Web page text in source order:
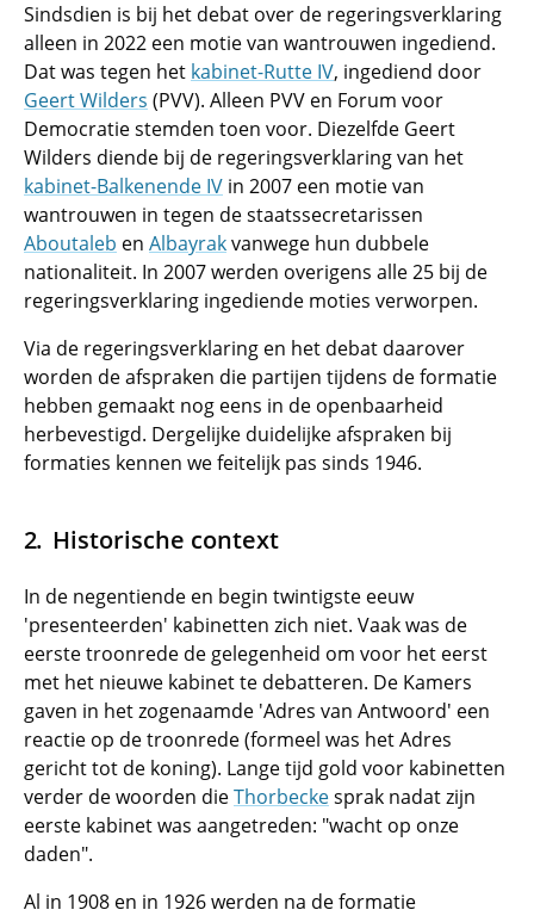
Sindsdien is bij het debat over de regeringsverklaring
alleen in 2022 een motie van wantrouwen ingediend.
Dat was tegen het kabinet-Rutte IV, ingediend door
Geert Wilders (PVV). Alleen PVV en Forum voor
Democratie stemden toen voor. Diezelfde Geert
Wilders diende bij de regeringsverklaring van het
kabinet-Balkenende IV in 2007 een motie van
wantrouwen in tegen de staatssecretarissen
Aboutaleb en Albayrakvanwege hun dubbele
nationaliteit. In 2007 werden overigens alle 25 bij de
regeringsverklaring ingediende moties verworpen.
Via de regeringsverklaring en het debat daarover
worden de afspraken die partijen tijdens de formatie
hebben gemaakt nog eens in de openbaarheid
herbevestigd. Dergelijke duidelijke afspraken bij
formaties kennen we feitelijk pas sinds 1946.
Historische context
In de negentiende en begin twintigste eeuw
'presenteerden' kabinetten zich niet. Vaak was de
eerste troonrede de gelegenheid om voor het eerst
met het nieuwe kabinet te debatteren. De Kamers
gaven in het zogenaamde 'Adres van Antwoord' een
reactie op de troonrede (formeel was het Adres
gericht tot de koning). Lange tijd gold voor kabinetten
verder de woorden dieThorbeckesprak nadat zijn
eerste kabinet was aangetreden: "wacht op onze
daden".
Al in 1908 en in 1926 werden na de formatie